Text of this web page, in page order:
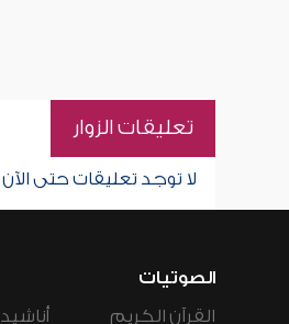
تعليقات الزوار
لا توجد تعليقات حتى الآن
الصوتيات
القرآن الكريم
أناشيد